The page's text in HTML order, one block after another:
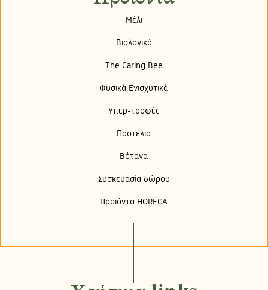
Μέλι
Βιολογικά
The Caring Bee
Φυσικά Ενισχυτικά
Υπερ-τροφές
Παστέλια
Βότανα
Συσκευασία δώρου
Προϊόντα HORECA